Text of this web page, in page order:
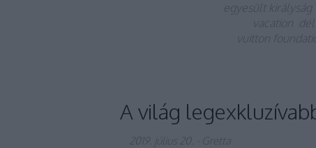
egyesült királyság
vacation
vuitton
A világ
2019. július 20. Gretta